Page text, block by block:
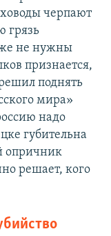
черпают
грязь
не нужны
признается,
поднять
мира»
надо
губительна
опричник
решает, кого